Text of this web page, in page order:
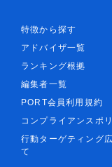
特徴から探す
アドバイザ一覧
ランキング根拠
編集者一覧
PORT会員利用規約
コンプライアンスポ
行動ターゲティング
て